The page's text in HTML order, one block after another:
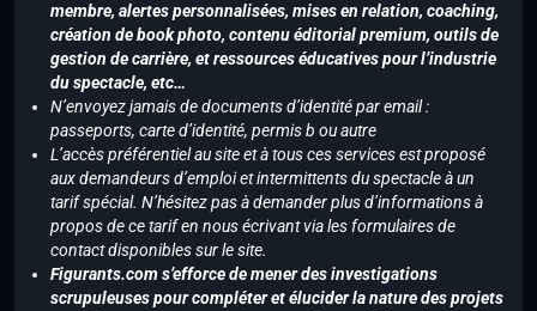
membre, alertes personnalisées, mises en relation, coaching,
création de book photo, contenu éditorial premium, outils de
gestion de carrière, et ressources éducatives pour l’industrie
du spectacle, etc…
N’envoyez jamais de documents d’identité par email :
passeports, carte d’identité, permis b ou autre
L’accès préférentiel au site et à tous ces services est proposé
aux demandeurs d’emploi et intermittents du spectacle à un
tarif spécial. N’hésitez pas à demander plus d’informations à
propos de ce tarif en nous écrivant via les formulaires de
contact disponibles sur le site.
Figurants.com s’efforce de mener des investigations
scrupuleuses pour compléter et élucider la nature des projets